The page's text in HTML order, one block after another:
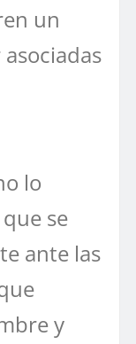
un
lo
se
ante las
y